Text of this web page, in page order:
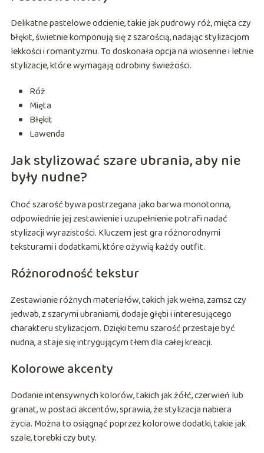
Delikatne pastelowe odcienie, takie jak pudrowy róż, mięta czy
błękit, świetnie komponują się z szarością, nadając stylizacjom
lekkości i romantyzmu. To doskonała opcja na wiosenne i letnie
stylizacje, które wymagają odrobiny świeżości.
Róż
Mięta
Błękit
Lawenda
Jak stylizować szare ubrania, aby nie
były nudne?
Choć szarość bywa postrzegana jako barwa monotonna,
odpowiednie jej zestawienie i uzupełnienie potrafi nadać
stylizacji wyrazistości. Kluczem jest gra różnorodnymi
teksturami i dodatkami, które ożywią każdy outfit.
Różnorodność tekstur
Zestawianie różnych materiałów, takich jak wełna, zamsz czy
jedwab, z szarymi ubraniami, dodaje głębi i interesującego
charakteru stylizacjom. Dzięki temu szarość przestaje być
nudna, a staje się intrygującym tłem dla całej kreacji.
Kolorowe akcenty
Dodanie intensywnych kolorów, takich jak żółć, czerwień lub
granat, w postaci akcentów, sprawia, że stylizacja nabiera
życia. Można to osiągnąć poprzez kolorowe dodatki, takie jak
szale, torebki czy buty.